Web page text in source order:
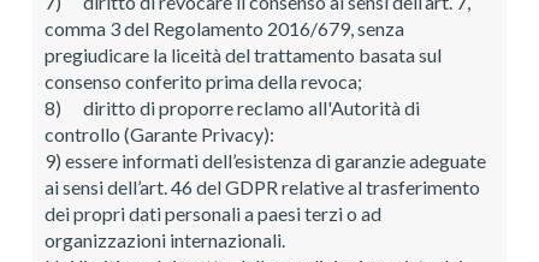
comma 3 del Regolamento 2016/679, senza
pregiudicare la liceità del trattamento basata sul
consenso conferito prima della revoca;
8) diritto di proporre reclamo all'Autorità di
controllo (Garante Privacy):
9) essere informati dell’esistenza di garanzie adeguate
ai sensi dell’art. 46 del GDPR relative al trasferimento
dei propri dati personali a paesi terzi o ad
organizzazioni internazionali.